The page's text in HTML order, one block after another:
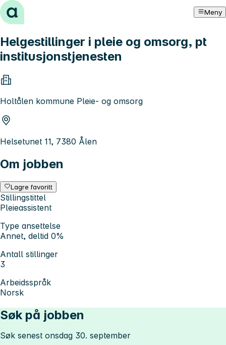
Hopp til innhold Meny
Helgestillinger i pleie og omsorg, pt
institusjonstjenesten
Holtålen kommune Pleie- og omsorg
Helsetunet 11, 7380 Ålen
Om jobben
Lagre favoritt
Stillingstittel
Pleieassistent
Type ansettelse
Annet, deltid 0%
Antall stillinger
3
Arbeidsspråk
Norsk
Søk på jobben
Søk senest onsdag 30. september